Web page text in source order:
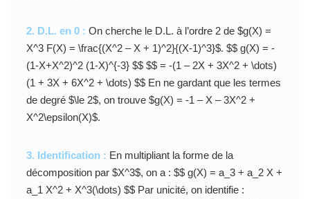
2. D.L. en 0 : On cherche le D.L. à l’ordre 2 de $g(X) =
X^3 F(X) = \frac{(X^2 – X + 1)^2}{(X-1)^3}$. $$ g(X) = -
(1-X+X^2)^2 (1-X)^{-3} $$ $$ = -(1 – 2X + 3X^2 + \dots)
(1 + 3X + 6X^2 + \dots) $$ En ne gardant que les termes
de degré $\le 2$, on trouve $g(X) = -1 – X – 3X^2 +
X^2\epsilon(X)$.
3. Identification : En multipliant la forme de la
décomposition par $X^3$, on a : $$ g(X) = a_3 + a_2 X +
a_1 X^2 + X^3(\dots) $$ Par unicité, on identifie :